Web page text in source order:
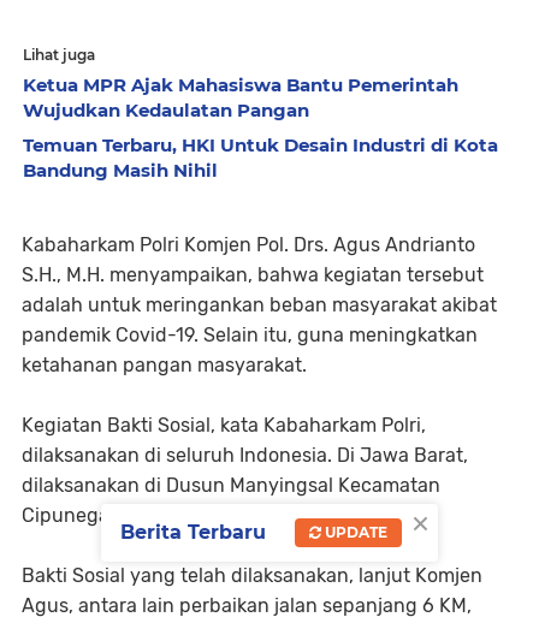
Lihat juga
Ketua MPR Ajak Mahasiswa Bantu Pemerintah
Wujudkan Kedaulatan Pangan
Temuan Terbaru, HKI Untuk Desain Industri di Kota
Bandung Masih Nihil
Kabaharkam Polri Komjen Pol. Drs. Agus Andrianto
S.H., M.H. menyampaikan, bahwa kegiatan tersebut
adalah untuk meringankan beban masyarakat akibat
pandemik Covid-19. Selain itu, guna meningkatkan
ketahanan pangan masyarakat.
Kegiatan Bakti Sosial, kata Kabaharkam Polri,
dilaksanakan di seluruh Indonesia. Di Jawa Barat,
dilaksanakan di Dusun Manyingsal Kecamatan
Cipunegara Kabupaten Subang.
Bakti Sosial yang telah dilaksanakan, lanjut Komjen
Agus, antara lain perbaikan jalan sepanjang 6 KM,
×
Berita Terbaru UPDATE